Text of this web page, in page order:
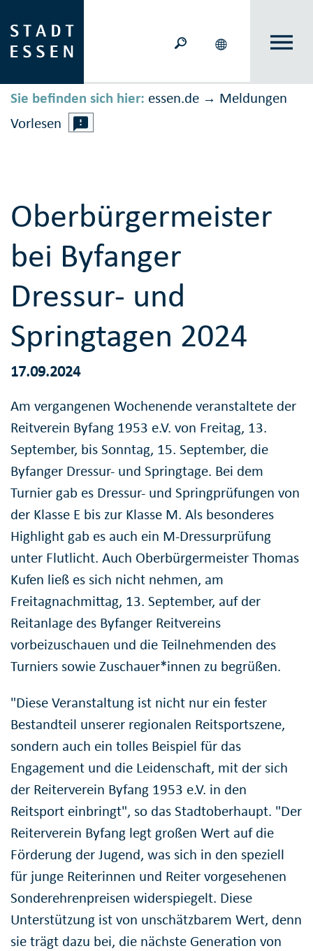
Sie befinden sich hier: essen.de → Meldungen
Vorlesen
Oberbürgermeister
bei Byfanger
Dressur- und
Springtagen 2024
17.09.2024
Am vergangenen Wochenende veranstaltete der
Reitverein Byfang 1953 e.V. von Freitag, 13.
September, bis Sonntag, 15. September, die
Byfanger Dressur- und Springtage. Bei dem
Turnier gab es Dressur- und Springprüfungen von
der Klasse E bis zur Klasse M. Als besonderes
Highlight gab es auch ein M-Dressurprüfung
unter Flutlicht. Auch Oberbürgermeister Thomas
Kufen ließ es sich nicht nehmen, am
Freitagnachmittag, 13. September, auf der
Reitanlage des Byfanger Reitvereins
vorbeizuschauen und die Teilnehmenden des
Turniers sowie Zuschauer*innen zu begrüßen.
"Diese Veranstaltung ist nicht nur ein fester
Bestandteil unserer regionalen Reitsportszene,
sondern auch ein tolles Beispiel für das
Engagement und die Leidenschaft, mit der sich
der Reiterverein Byfang 1953 e.V. in den
Reitsport einbringt", so das Stadtoberhaupt. "Der
Reiterverein Byfang legt großen Wert auf die
Förderung der Jugend, was sich in den speziell
für junge Reiterinnen und Reiter vorgesehenen
Sonderehrenpreisen widerspiegelt. Diese
Unterstützung ist von unschätzbarem Wert, denn
sie trägt dazu bei, die nächste Generation von